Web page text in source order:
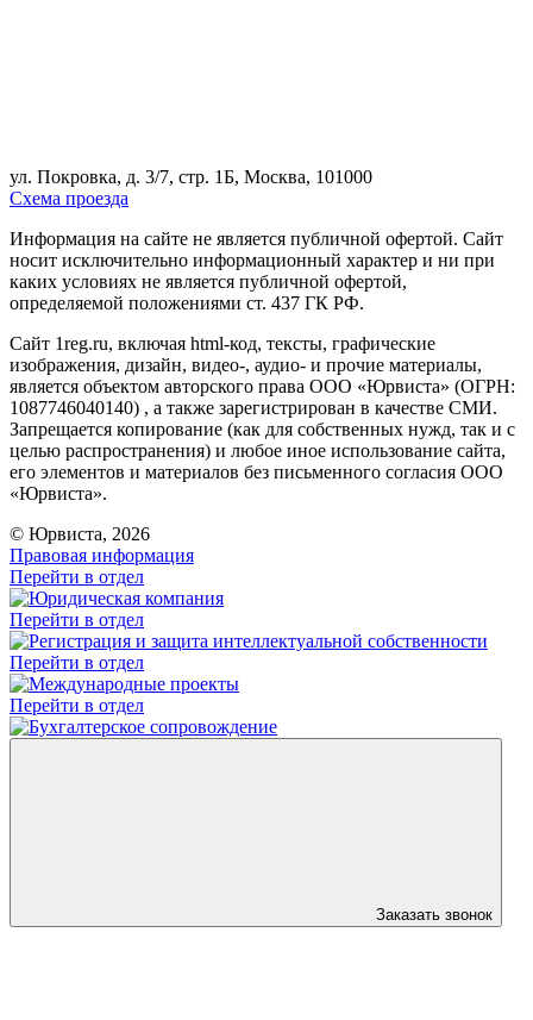
ул. Покровка, д. 3/7, стр. 1Б, Москва, 101000
Схема проезда
Информация на сайте не является публичной офертой. Cайт
носит исключительно информационный характер и ни при
каких условиях не является публичной офертой,
определяемой положениями ст. 437 ГК РФ.
Сайт 1reg.ru, включая html-код, тексты, графические
изображения, дизайн, видео-, аудио- и прочие материалы,
является объектом авторского права ООО «Юрвиста» (ОГРН:
1087746040140) , а также зарегистрирован в качестве СМИ.
Запрещается копирование (как для собственных нужд, так и с
целью распространения) и любое иное использование сайта,
его элементов и материалов без письменного согласия ООО
«Юрвиста».
© Юрвиста, 2026
Правовая информация
Перейти в отдел
Перейти в отдел
Перейти в отдел
Перейти в отдел
Заказать звонок